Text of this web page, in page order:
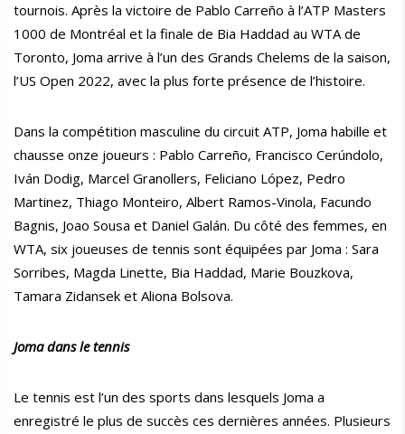
tournois. Après la victoire de Pablo Carreño à l’ATP Masters
1000 de Montréal et la finale de Bia Haddad au WTA de
Toronto, Joma arrive à l’un des Grands Chelems de la saison,
l’US Open 2022, avec la plus forte présence de l’histoire.
Dans la compétition masculine du circuit ATP, Joma habille et
chausse onze joueurs : Pablo Carreño, Francisco Cerúndolo,
Iván Dodig, Marcel Granollers, Feliciano López, Pedro
Martinez, Thiago Monteiro, Albert Ramos-Vinola, Facundo
Bagnis, Joao Sousa et Daniel Galán. Du côté des femmes, en
WTA, six joueuses de tennis sont équipées par Joma : Sara
Sorribes, Magda Linette, Bia Haddad, Marie Bouzkova,
Tamara Zidansek et Aliona Bolsova.
Joma dans le tennis
Le tennis est l’un des sports dans lesquels Joma a
enregistré le plus de succès ces dernières années. Plusieurs